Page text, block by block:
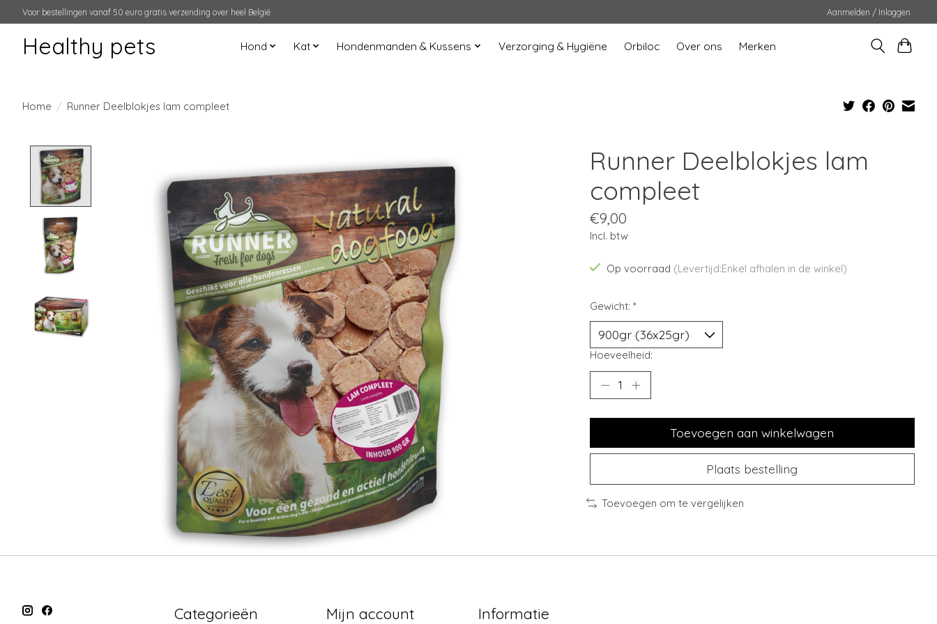
Voor bestellingen vanaf 50 euro gratis verzending over heel België Aanmelden / Inloggen
Healthy pets Hond Kat Hondenmanden & Kussens Verzorging & Hygiëne Orbiloc Over ons Merken
Home / Runner Deelblokjes lam compleet
Runner Deelblokjes lam
compleet
€9,00
Incl. btw
Op voorraad (Levertijd:Enkel afhalen in de winkel)
Gewicht: *
Hoeveelheid:
Toevoegen aan winkelwagen
Plaats bestelling
Toevoegen om te vergelijken
Categorieën Mijn account Informatie